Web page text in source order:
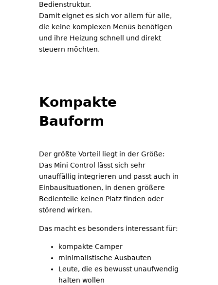
Bedienstruktur.
Damit eignet es sich vor allem für alle,
die keine komplexen Menüs benötigen
und ihre Heizung schnell und direkt
steuern möchten.
Kompakte
Bauform
Der größte Vorteil liegt in der Größe:
Das Mini Control lässt sich sehr
unauffällig integrieren und passt auch in
Einbausituationen, in denen größere
Bedienteile keinen Platz finden oder
störend wirken.
Das macht es besonders interessant für:
kompakte Camper
minimalistische Ausbauten
Leute, die es bewusst unaufwendig
halten wollen